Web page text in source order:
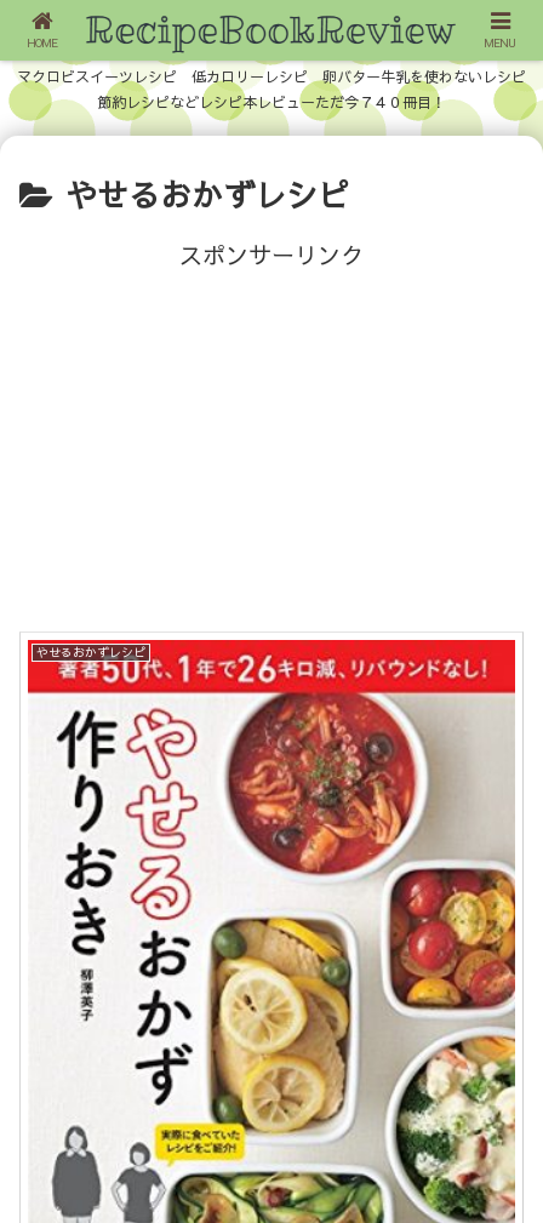
マクロビスイーツレシピ 低カロリーレシピ 卵バター牛乳を使わないレシピ
節約レシピなどレシピ本レビューただ今７４０冊目！
やせるおかずレシピ
スポンサーリンク
やせるおかずレシピ
HOME MENU